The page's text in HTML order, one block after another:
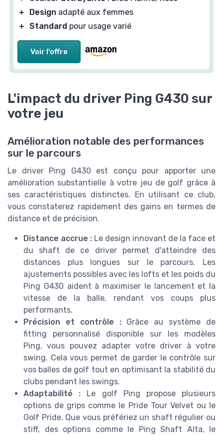
＋
Design adapté aux femmes
＋ Standard pour usage varié
Voir l'offre
L'impact du driver Ping G430 sur
votre jeu
Amélioration notable des performances
sur le parcours
Le driver Ping G430 est conçu pour apporter une
amélioration substantielle à votre jeu de golf grâce à
ses caractéristiques distinctes. En utilisant ce club,
vous constaterez rapidement des gains en termes de
distance et de précision.
Distance accrue : Le design innovant de la face et
du shaft de ce driver permet d'atteindre des
distances plus longues sur le parcours. Les
ajustements possibles avec les lofts et les poids du
Ping G430 aident à maximiser le lancement et la
vitesse de la balle, rendant vos coups plus
performants.
Précision et contrôle :Grâce au système de
fitting personnalisé disponible sur les modèles
Ping, vous pouvez adapter votre driver à votre
swing. Cela vous permet de garder le contrôle sur
vos balles de golf tout en optimisant la stabilité du
clubs pendant les swings.
Adaptabilité : Le golf Ping propose plusieurs
options de grips comme le Pride Tour Velvet ou le
Golf Pride. Que vous préfériez un shaft régulier ou
stiff, des options comme le Ping Shaft Alta, le